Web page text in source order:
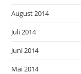
August 2014
Juli 2014
Juni 2014
Mai 2014